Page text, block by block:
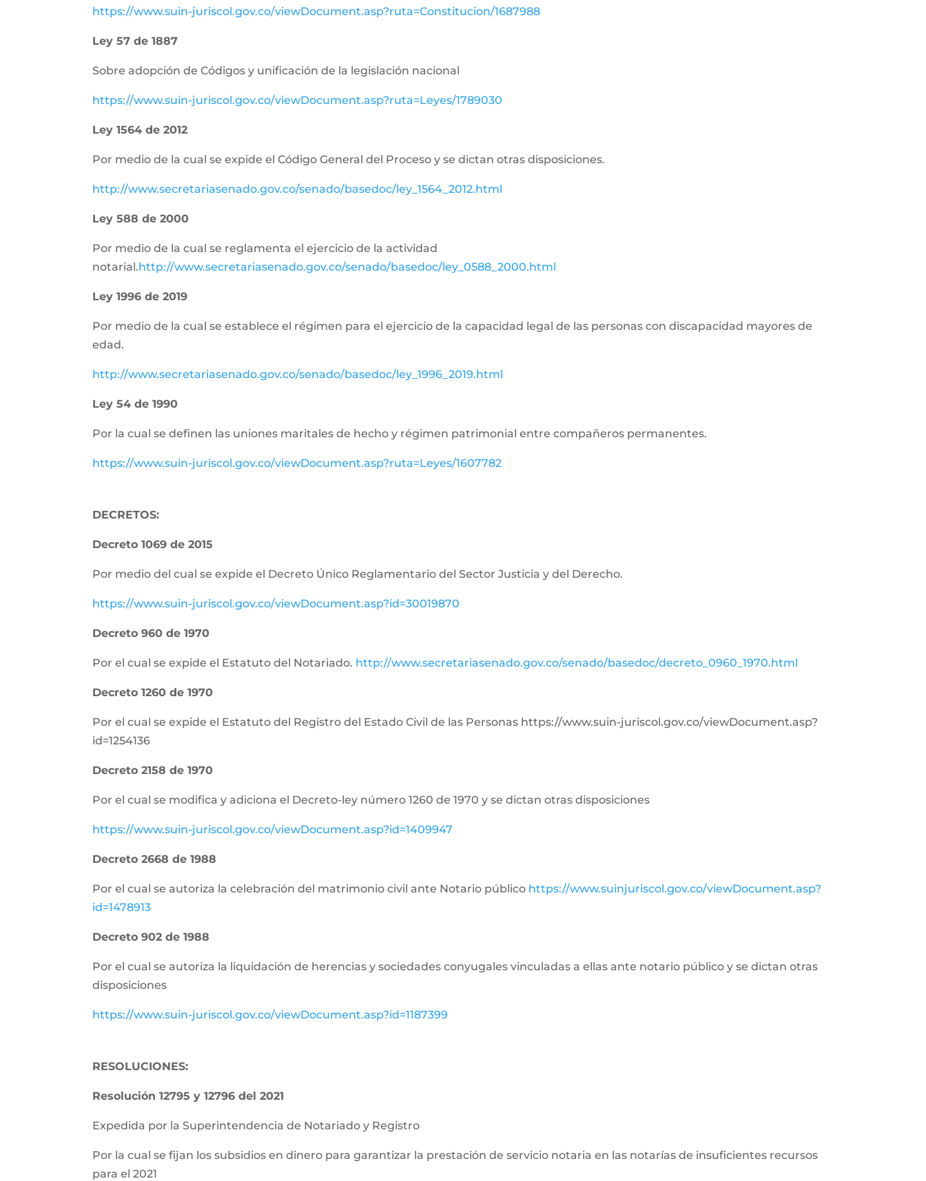
https://www.suin-juriscol.gov.co/viewDocument.asp?ruta=Constitucion/1687988
Ley 57 de 1887
Sobre adopción de Códigos y unificación de la legislación nacional
https://www.suin-juriscol.gov.co/viewDocument.asp?ruta=Leyes/1789030
Ley 1564 de 2012
Por medio de la cual se expide el Código General del Proceso y se dictan otras disposiciones.
http://www.secretariasenado.gov.co/senado/basedoc/ley_1564_2012.html
Ley 588 de 2000
Por medio de la cual se reglamenta el ejercicio de la actividad
notarial.http://www.secretariasenado.gov.co/senado/basedoc/ley_0588_2000.html
Ley 1996 de 2019
Por medio de la cual se establece el régimen para el ejercicio de la capacidad legal de las personas con discapacidad mayores de
edad.
http://www.secretariasenado.gov.co/senado/basedoc/ley_1996_2019.html
Ley 54 de 1990
Por la cual se definen las uniones maritales de hecho y régimen patrimonial entre compañeros permanentes.
https://www.suin-juriscol.gov.co/viewDocument.asp?ruta=Leyes/1607782
DECRETOS:
Decreto 1069 de 2015
Por medio del cual se expide el Decreto Único Reglamentario del Sector Justicia y del Derecho.
https://www.suin-juriscol.gov.co/viewDocument.asp?id=30019870
Decreto 960 de 1970
Por el cual se expide el Estatuto del Notariado. http://www.secretariasenado.gov.co/senado/basedoc/decreto_0960_1970.html
Decreto 1260 de 1970
Por el cual se expide el Estatuto del Registro del Estado Civil de las Personas https://www.suin-juriscol.gov.co/viewDocument.asp?
id=1254136
Decreto 2158 de 1970
Por el cual se modifica y adiciona el Decreto-ley número 1260 de 1970 y se dictan otras disposiciones
https://www.suin-juriscol.gov.co/viewDocument.asp?id=1409947
Decreto 2668 de 1988
Por el cual se autoriza la celebración del matrimonio civil ante Notario público https://www.suinjuriscol.gov.co/viewDocument.asp?
id=1478913
Decreto 902 de 1988
Por el cual se autoriza la liquidación de herencias y sociedades conyugales vinculadas a ellas ante notario público y se dictan otras
disposiciones
https://www.suin-juriscol.gov.co/viewDocument.asp?id=1187399
RESOLUCIONES:
Resolución 12795 y 12796 del 2021
Expedida por la Superintendencia de Notariado y Registro
Por la cual se fijan los subsidios en dinero para garantizar la prestación de servicio notaria en las notarías de insuficientes recursos
para el 2021